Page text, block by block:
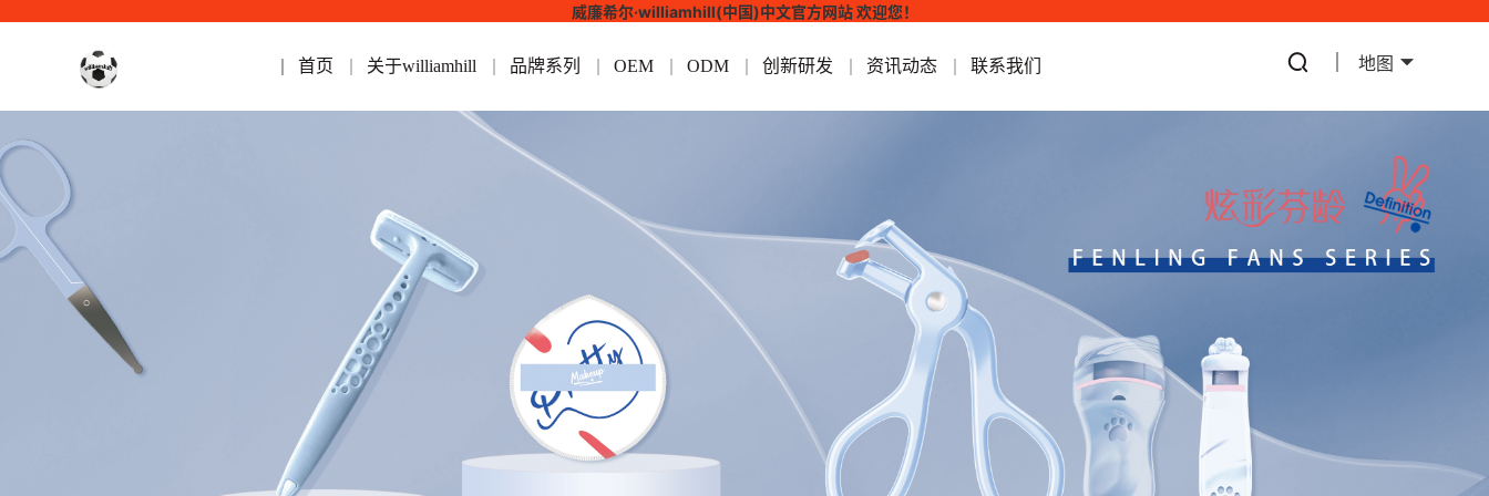
威廉希尔·williamhill(中国)中文官方网站 欢迎您！
首页 关于williamhill 品牌系列 OEM ODM 创新研发 资讯动态 联系我们 地图